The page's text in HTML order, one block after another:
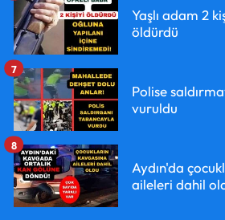
Yaşlı adam 2
öldürdü
Polise
vuruldu
7
Aydın'da
aileleri dahil
8